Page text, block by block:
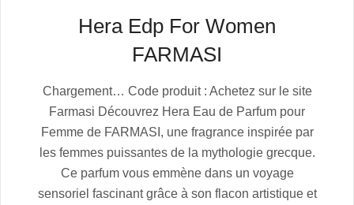
Hera Edp For Women
FARMASI
07-
Chargement… Code produit : Achetez sur le site
Farmasi Découvrez Hera Eau de Parfum pour
Femme de FARMASI, une fragrance inspirée par
les femmes puissantes de la mythologie grecque.
Ce parfum vous emmène dans un voyage
sensoriel fascinant grâce à son flacon artistique et